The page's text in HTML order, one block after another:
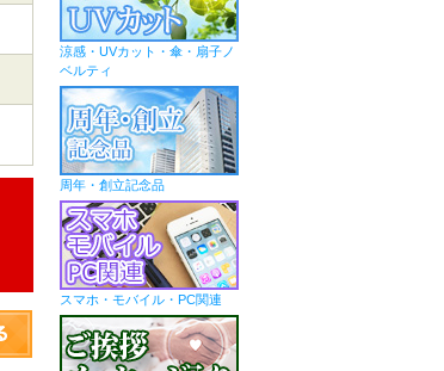
涼感・UVカット・傘・扇子ノ
ベルティ
周年・創立記念品
スマホ・モバイル・PC関連